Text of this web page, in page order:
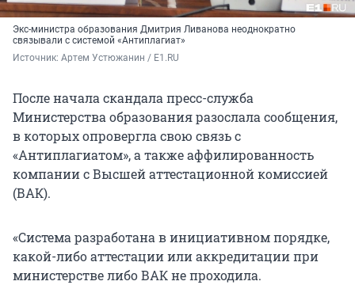
Экс-министра образования Дмитрия Ливанова неоднократно
связывали с системой «Антиплагиат»
Источник: Артем Устюжанин / E1.RU
После начала скандала пресс-служба
Министерства образования разослала сообщения,
в которых опровергла свою связь с
«Антиплагиатом», а также аффилированность
компании с Высшей аттестационной комиссией
(ВАК).
«Система разработана в инициативном порядке,
какой-либо аттестации или аккредитации при
министерстве либо ВАК не проходила.